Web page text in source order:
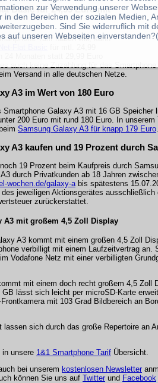
Basic für 24,99 Euro mit
Tarif haben will, kann
Versand in alle deutschen Netze.
A3 im Wert von 180 Euro
Smartphone Galaxy A3 mit 16 GB
200 Euro mit rund 180 Euro. In
Samsung Galaxy A3 für knapp 179 Euro
A3 kaufen und 19 Prozent durch
19 Prozent beim Kaufpreis durch
durch Privatkunden ab 18 Jahren
wochen.de/galaxy-abis spätestens
des jeweiligen Aktionsgerätes
zurückerstattet.
A3 mit großem 4,5 Zoll Display
A3 kommt mit einem großen 4,5 Zoll
verbilligt mit einem Laufzeitvertrag
Vodafone Netz mit einer verbilligten
mit einem doch recht großem 4,5 Zoll
lässt sich leicht per microSD-Karte
mit 103 Grad Bildbereich an
sich durch das große Repertoire an
in unsere 1&1 Smartphone Tarif Übersicht.
bei unserem kostenlosen Newsletter
können Sie uns auf Twitter und Facebook
zur Verwendung unserer
in den Bereichen der sozialen Medien,
Sind Sie widerruflich mit
auf unseren Webseiten einverstanden?(